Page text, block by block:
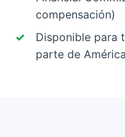
compensación)
Disponible para
parte de